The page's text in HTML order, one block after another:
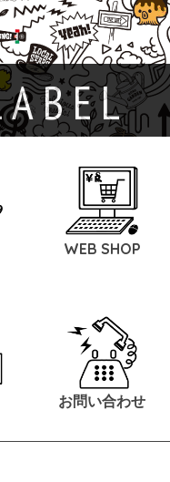
WEB SHOP
お問い合わせ